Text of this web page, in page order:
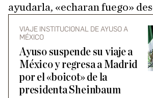
ayudarla, «echaran fuego»
VIAJE INSTITUCIONAL DE AYUSO A
MÉXICO
Ayuso suspende su viaje a
México y regresa a Madrid
por el «boicot» de la
presidenta Sheinbaum